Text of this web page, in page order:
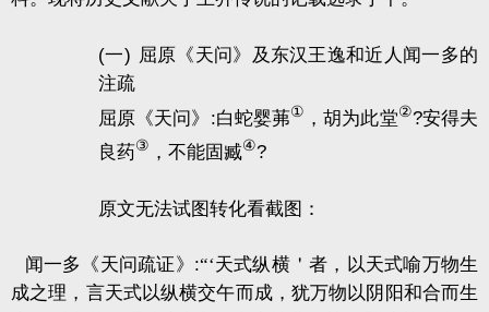
(一) 屈原《天问》及东汉王逸和近人闻一多的
注疏
屈原《天问》 :白蛇婴茀① ，胡为此堂②?安得夫
良药③ ，不能固臧④?
原文无法试图转化看截图：
闻一多《天问疏证》 :“‘天式纵横＇者，以天式喻万物生
成之理，言天式以纵横交午而成，犹万物以阴阳和合而生